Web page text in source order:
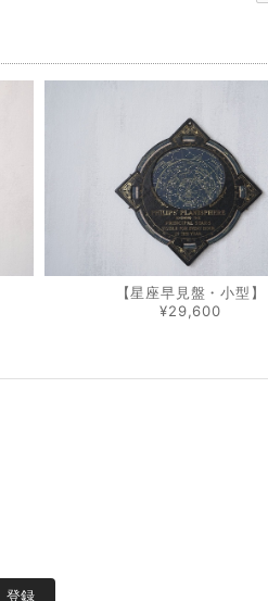
【星座早見盤・小型】
¥29,600
登録